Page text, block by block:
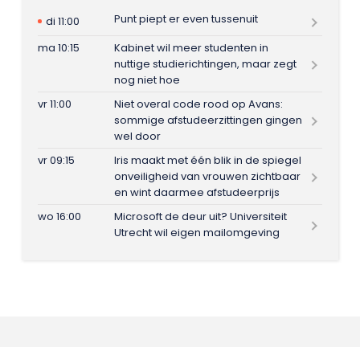
di 11:00
Punt piept er even tussenuit
ma 10:15
Kabinet wil meer studenten in
nuttige studierichtingen, maar zegt
nog niet hoe
vr 11:00
Niet overal code rood op Avans:
sommige afstudeerzittingen gingen
wel door
vr 09:15
Iris maakt met één blik in de spiegel
onveiligheid van vrouwen zichtbaar
en wint daarmee afstudeerprijs
wo 16:00
Microsoft de deur uit? Universiteit
Utrecht wil eigen mailomgeving